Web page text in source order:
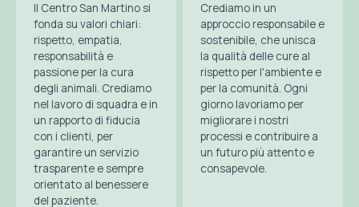
Il Centro San Martino si
fonda su valori chiari:
rispetto, empatia,
responsabilità e
passione per la cura
degli animali. Crediamo
nel lavoro di squadra e in
un rapporto di fiducia
con i clienti, per
garantire un servizio
trasparente e sempre
orientato al benessere
del paziente.
Crediamo in un
approccio responsabile e
sostenibile, che unisca
la qualità delle cure al
rispetto per l'ambiente e
per la comunità. Ogni
giorno lavoriamo per
migliorare i nostri
processi e contribuire a
un futuro più attento e
consapevole.